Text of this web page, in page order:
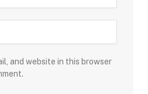
and website in this browser